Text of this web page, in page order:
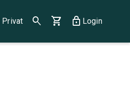
Privat search shopping_cart lock Login